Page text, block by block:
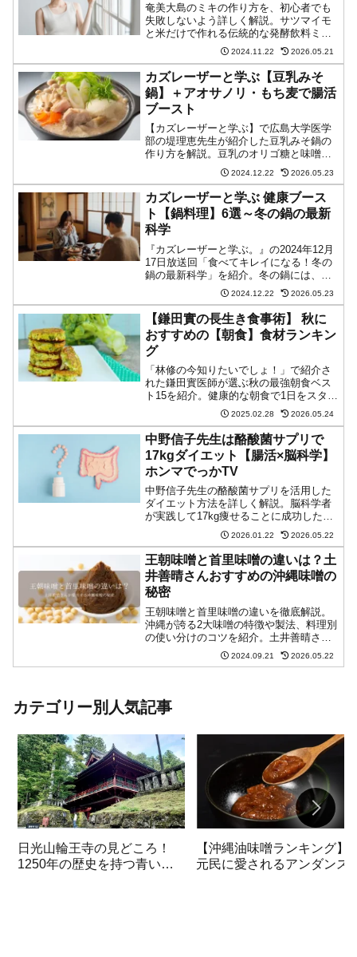
奄美大島のミキの作り方を、初心者でも
失敗しないよう詳しく解説。サツマイモ
と米だけで作れる伝統的な発酵飲料ミキ
は、1mlあたり1億個以上の乳酸菌を含む
健康ドリンクです。
2024.11.22 2026.05.21
カズレーザーと学ぶ【豆乳みそ
鍋】＋アオサノリ・もち麦で腸活
ブースト
【カズレーザーと学ぶ】で広島大学医学
部の堤理恵先生が紹介した豆乳みそ鍋の
作り方を解説。豆乳のオリゴ糖と味噌の
乳酸菌の相乗効果で腸内環境を整え、ア
オサノリのラムナン硫酸が善玉菌を増や
す効果も。具材の切り方や入れるタイミ
ング、味噌を入れる温度まで、科学的根
拠に基づいた調理のコツを詳しく紹介。
シメには食物繊維たっぷりのもち麦を使
用することで、さらなる腸活効果が期待
できます。
2024.12.22 2026.05.23
カズレーザーと学ぶ 健康ブース
ト【鍋料理】6選～冬の鍋の最新
科学
『カズレーザーと学ぶ。』の2024年12月
17日放送回「食べてキレイになる！冬の
鍋の最新科学」を紹介。冬の鍋には、美
容と健康に嬉しい効果があることが最新
の研究でわかってきました。科学的根拠
に基づいた6つの鍋レシピと、その効果を
最大限に引き出すポイントを詳しく解説
します。
2024.12.22 2026.05.23
【鎌田實の長生き食事術】 秋に
おすすめの【朝食】食材ランキン
グ
「林修の今知りたいでしょ！」で紹介さ
れた鎌田實医師が選ぶ秋の最強朝食ベス
ト15を紹介。健康的な朝食で1日をスター
トさせたい方必見！豚肉やブロッコリ
ー、納豆など、栄養満点の食材で免疫力
アップや秋太り予防を。毎日の健康づく
りに役立つ情報が満載です。
2025.02.28 2026.05.24
中野信子先生は酪酸菌サプリで
17kgダイエット【腸活×脳科学】
ホンマでっかTV
中野信子先生の酪酸菌サプリを活用した
ダイエット方法を詳しく解説。脳科学者
が実践して17kg痩せることに成功した、
科学的根拠に基づく新しいダイエット法
とは？酪酸菌サプリの選び方から効果的
な摂取方法、継続のコツまで、誰でも実
践できる具体的な方法をご紹介します。
2026.01.22 2026.05.22
王朝味噌と首里味噌の違いは？土
井善晴さんおすすめの沖縄味噌の
秘密
王朝味噌と首里味噌の違いを徹底解説。
沖縄が誇る2大味噌の特徴や製法、料理別
の使い分けのコツを紹介。土井善晴さん
も注目する沖縄味噌の魅力や、伝統的な
味噌汁レシピ、アレンジレシピも掲載。
2024.09.21 2026.05.22
カテゴリー別人気記事
日光山輪王寺の見どころ！
1250年の歴史を持つ青い開
【沖縄油味噌ランキング】
元民に愛されるアンダンス